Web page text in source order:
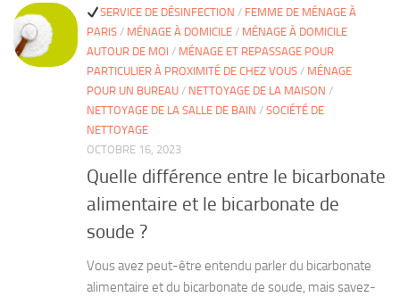
SERVICE DE DÉSINFECTION / FEMME DE MÉNAGE À
PARIS / MÉNAGE À DOMICILE / MÉNAGE À DOMICILE
AUTOUR DE MOI / MÉNAGE ET REPASSAGE POUR
PARTICULIER À PROXIMITÉ DE CHEZ VOUS / MÉNAGE
POUR UN BUREAU / NETTOYAGE DE LA MAISON /
NETTOYAGE DE LA SALLE DE BAIN / SOCIÉTÉ DE
NETTOYAGE
OCTOBRE 16, 2023
Quelle différence entre le bicarbonate
alimentaire et le bicarbonate de
soude ?
Vous avez peut-être entendu parler du bicarbonate
alimentaire et du bicarbonate de soude, mais savez-